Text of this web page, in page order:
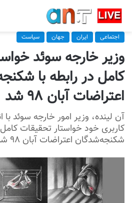
اجتماعی ایران جهان سیاست
وزیر خارجه سوئد
کامل در رابطه با
اعتراضات آبان ۹۸ شد
آن لینده، وزیر امور خارجه سوئد
کاربری خود خواستار تحقیقات کامل
شکنجه‌‌شدگان اعتراضات آبان ۹۸ شد.